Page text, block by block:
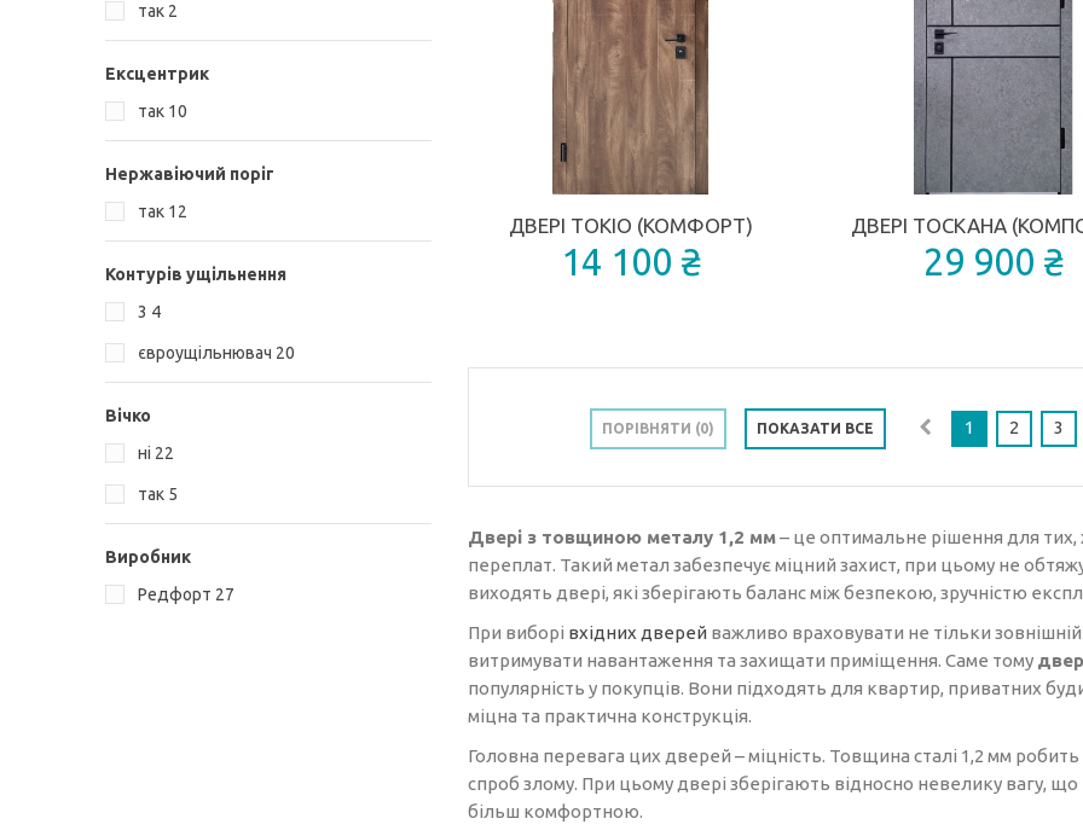
ДВЕРІ ТОКІО (КОМФОРТ)
14 100 ₴
ДОДАТИ ДО ПОРІВНЯННЯ
ДВЕРІ ТОСКАНА
29 900 ₴
ПОРІВНЯТИ (0) ПОКАЗАТИ ВСЕ 1 2 3
Двері з товщиною металу 1,2 мм– це оптимальне рішення для тих,
переплат. Такий метал забезпечує міцний захист, при цьому не
виходять двері, які зберігають баланс між безпекою, зручністю
При виборі вхідних дверей важливо враховувати не тільки
витримувати навантаження та захищати приміщення. Саме тому
популярність у покупців. Вони підходять для квартир, приватних
міцна та практична конструкція.
Головна перевага цих дверей – міцність. Товщина сталі 1,2 мм
спроб злому. При цьому двері зберігають відносно невелику вагу,
більш комфортною.
так 2
Ексцентрик
так 10
Нержавіючий поріг
так 12
Контурів ущільнення
3 4
євроущільнювач 20
Вічко
ні 22
так 5
Виробник
Редфорт 27